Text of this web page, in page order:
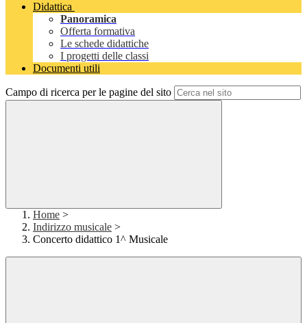
Didattica
Panoramica
Offerta formativa
Le schede didattiche
I progetti delle classi
Documenti utili
Campo di ricerca per le pagine del sito
Home >
Indirizzo musicale >
Concerto didattico 1^ Musicale